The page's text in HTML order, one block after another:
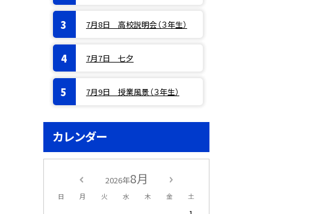
7月8日 高校説明会（３年生）
7月7日 七夕
7月9日 授業風景（３年生）
カレンダー
2026年8月
日 月 火 水 木 金 土